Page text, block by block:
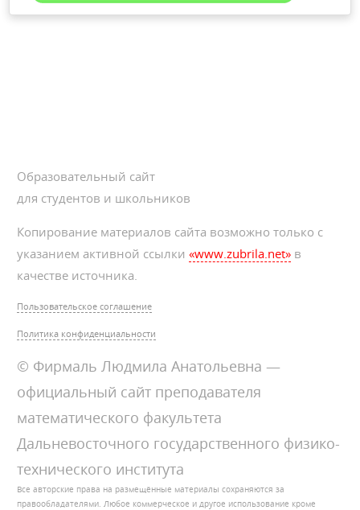
Образовательный сайт
для студентов и школьников
Копирование материалов сайта возможно только с
указанием активной ссылки«www.zubrila.net» в
качестве источника.
Пользовательское соглашение
Политика конфиденциальности
© Фирмаль Людмила Анатольевна —
официальный сайт преподавателя
математического факультета
Дальневосточного государственного физико-
технического института
Все авторские права на размещённые материалы сохраняются за
правообладателями. Любое коммерческое и другое использование кроме